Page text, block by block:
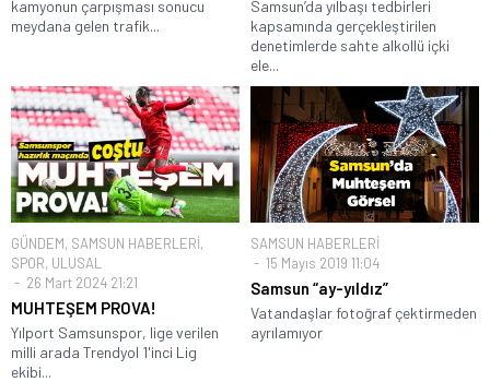
kamyonun çarpışması sonucu
meydana gelen trafik...
Samsun’da yılbaşı tedbirleri
kapsamında gerçekleştirilen
denetimlerde sahte alkollü içki
ele...
GÜNDEM, SAMSUN HABERLERİ,
SPOR, ULUSAL
26 Mart 2024 21:21
MUHTEŞEM PROVA!
Yılport Samsunspor, lige verilen
milli arada Trendyol 1'inci Lig
ekibi...
SAMSUN HABERLERİ
15 Mayıs 2019 11:04
Samsun “ay-yıldız”
Vatandaşlar fotoğraf çektirmeden
ayrılamıyor